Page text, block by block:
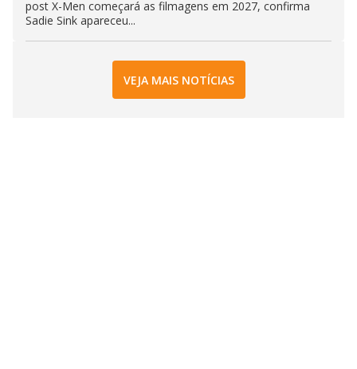
post X-Men começará as filmagens em 2027, confirma
Sadie Sink apareceu...
VEJA MAIS NOTÍCIAS